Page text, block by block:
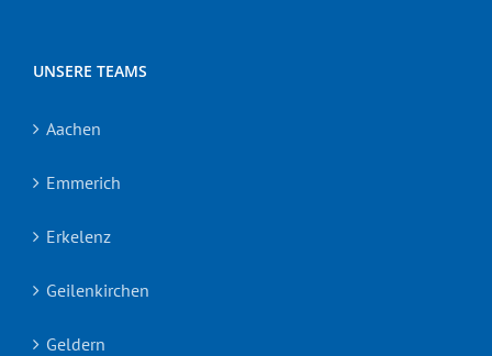
UNSERE TEAMS
Aachen
Emmerich
Erkelenz
Geilenkirchen
Geldern